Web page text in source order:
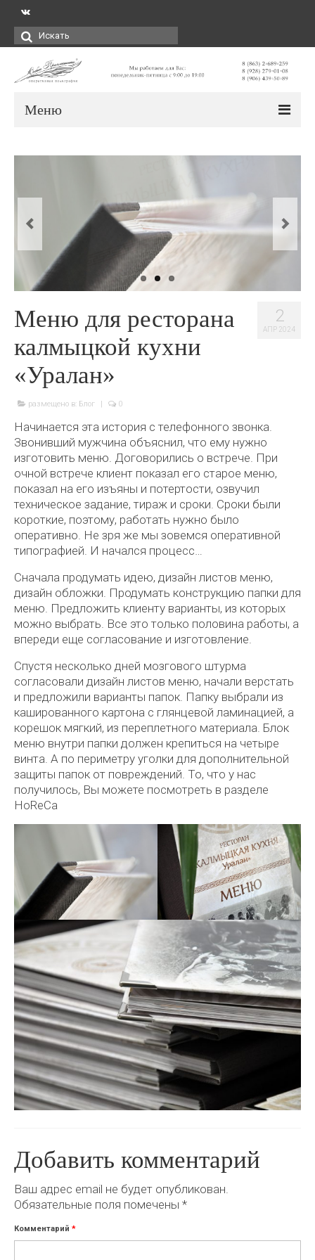
Искать:
Меню
2
АПР 2024
Меню для ресторана
калмыцкой кухни
«Уралан»
размещено в: Блог 0
Начинается эта история с телефонного звонка.
Звонивший мужчина объяснил, что ему нужно
изготовить меню. Договорились о встрече. При
очной встрече клиент показал его старое меню,
показал на его изъяны и потертости, озвучил
техническое задание, тираж и сроки. Сроки были
короткие, поэтому, работать нужно было
оперативно. Не зря же мы зовемся оперативной
типографией. И начался процесс…
Сначала продумать идею, дизайн листов меню,
дизайн обложки. Продумать конструкцию папки для
меню. Предложить клиенту варианты, из которых
можно выбрать. Все это только половина работы, а
впереди еще согласование и изготовление.
Спустя несколько дней мозгового штурма
согласовали дизайн листов меню, начали верстать
и предложили варианты папок. Папку выбрали из
кашированного картона с глянцевой ламинацией, а
корешок мягкий, из переплетного материала. Блок
меню внутри папки должен крепиться на четыре
винта. А по периметру уголки для дополнительной
защиты папок от повреждений. То, что у нас
получилось, Вы можете посмотреть в разделе
HoReCa
Добавить комментарий
Ваш адрес email не будет опубликован.
Обязательные поля помечены *
Комментарий *